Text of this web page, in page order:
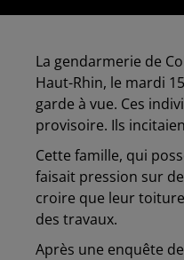
La gendarmerie de
Haut-Rhin, le mardi
garde à vue. Ces
provisoire. Ils
Cette famille, qui
faisait pression sur
croire que leur
des travaux.
Après une enquête